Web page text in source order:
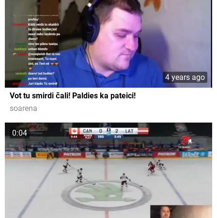
4 years ago
Vot tu smirdi čali! Paldies ka pateici!
soarena
0:04